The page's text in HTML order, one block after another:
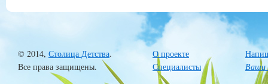
© 2014, Столица Детства.
Все права защищены.
О проекте
Специалисты
Ваши